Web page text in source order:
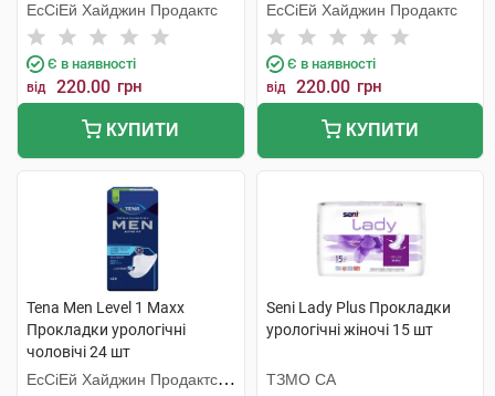
ЕсСіЕй Хайджин Продактс
Є в наявності
від 220.00 грн
КУПИТИ
ЕсСіЕй Хайджин Продактс
Є в наявності
від 220.00 грн
КУПИТИ
Tena Men Level 1 Maxx
Прокладки урологічні
чоловічі 24 шт
ЕсСіЕй Хайджин Продактс
Seni Lady Plus Прокладки
урологічні жіночі 15 шт
ТЗМО СА